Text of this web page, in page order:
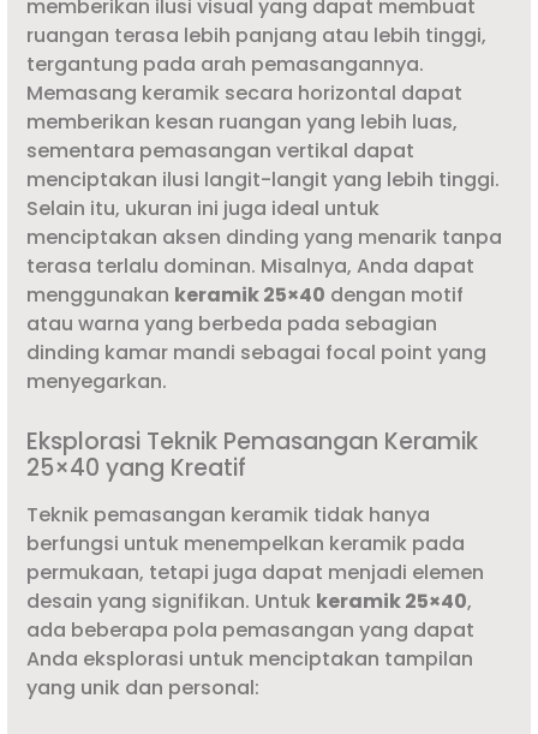
memberikan ilusi visual yang dapat membuat
ruangan terasa lebih panjang atau lebih tinggi,
tergantung pada arah pemasangannya.
Memasang keramik secara horizontal dapat
memberikan kesan ruangan yang lebih luas,
sementara pemasangan vertikal dapat
menciptakan ilusi langit-langit yang lebih tinggi.
Selain itu, ukuran ini juga ideal untuk
menciptakan aksen dinding yang menarik tanpa
terasa terlalu dominan. Misalnya, Anda dapat
menggunakan keramik 25×40 dengan motif
atau warna yang berbeda pada sebagian
dinding kamar mandi sebagai focal point yang
menyegarkan.
Eksplorasi Teknik Pemasangan Keramik
25×40 yang Kreatif
Teknik pemasangan keramik tidak hanya
berfungsi untuk menempelkan keramik pada
permukaan, tetapi juga dapat menjadi elemen
desain yang signifikan. Untuk keramik 25×40,
ada beberapa pola pemasangan yang dapat
Anda eksplorasi untuk menciptakan tampilan
yang unik dan personal: